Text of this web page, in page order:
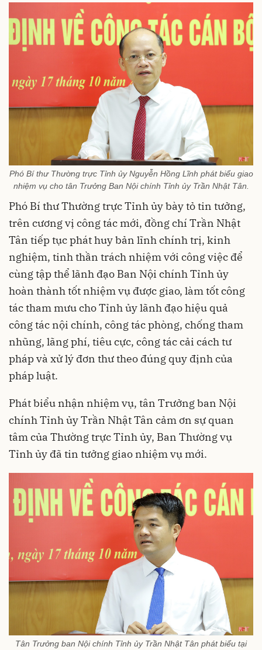
Phó Bí thư Thường trực Tỉnh ủy Nguyễn Hồng Lĩnh phát biểu giao
nhiệm vụ cho tân Trưởng Ban Nội chính Tỉnh ủy Trần Nhật Tân.
Phó Bí thư Thường trực Tỉnh ủy bày tỏ tin tưởng,
trên cương vị công tác mới, đồng chí Trần Nhật
Tân tiếp tục phát huy bản lĩnh chính trị, kinh
nghiệm, tinh thần trách nhiệm với công việc để
cùng tập thể lãnh đạo Ban Nội chính Tỉnh ủy
hoàn thành tốt nhiệm vụ được giao, làm tốt công
tác tham mưu cho Tỉnh ủy lãnh đạo hiệu quả
công tác nội chính, công tác phòng, chống tham
nhũng, lãng phí, tiêu cực, công tác cải cách tư
pháp và xử lý đơn thư theo đúng quy định của
pháp luật.
Phát biểu nhận nhiệm vụ, tân Trưởng ban Nội
chính Tỉnh ủy Trần Nhật Tân cảm ơn sự quan
tâm của Thường trực Tỉnh ủy, Ban Thường vụ
Tỉnh ủy đã tin tưởng giao nhiệm vụ mới.
Tân Trưởng ban Nội chính Tỉnh ủy Trần Nhật Tân phát biểu tại